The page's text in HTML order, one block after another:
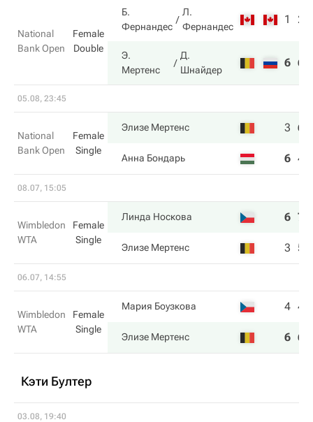
National
Bank Open
Female
Double
Б.
Фернандес
Л.
Фернандес
1 2
Э.
Мертенс
Д.
Шнайдер
6 6
05.08, 23:45
National
Bank Open
Female
Single
Элизе Мертенс 3 6
Анна Бондарь 6 4
08.07, 15:05
Wimbledon
WTA
Female
Single
Линда Носкова 6 7
Элизе Мертенс 3 5
06.07, 14:55
Wimbledon
WTA
Female
Single
Мария Боузкова 4 4
Элизе Мертенс 6 6
Кэти Бултер
03.08, 19:40